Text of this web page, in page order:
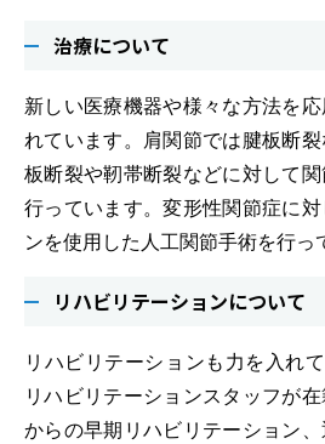
治療について
新しい医療機器や様々な方法を
れています。肩関節では腱板断
板断裂や靭帯断裂などに対して
行っています。変形性関節症に
ンを使用した人工関節手術を行っ
リハビリテーションについて
リハビリテーションも力を入れ
リハビリテーションスタッフが
からの早期リハビリテーション